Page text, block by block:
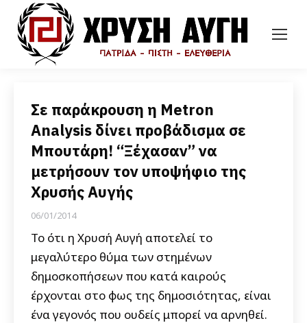
Σε παράκρουση η Metron
Analysis δίνει προβάδισμα σε
Μπουτάρη! “Ξέχασαν” να
μετρήσουν τον υποψήφιο της
Χρυσής Αυγής
06/01/2014
Το ότι η Χρυσή Αυγή αποτελεί το
μεγαλύτερο θύμα των στημένων
δημοσκοπήσεων που κατά καιρούς
έρχονται στο φως της δημοσιότητας, είναι
ένα γεγονός που ουδείς μπορεί να αρνηθεί.